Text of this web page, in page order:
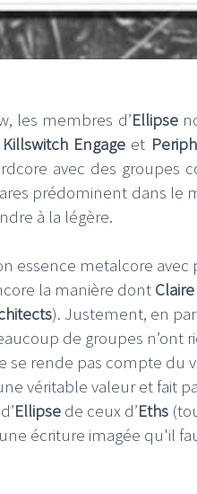
les membres d’Ellipse
Killswitch Engage et
avec des groupes
prédominent dans le
à la légère.
essence metalcore
la manière dont Claire
). Justement, en
de groupes n’ont
se rende pas compte du
véritable valeur et fait
Ellipse de ceux d’Eths
écriture imagée qu'il